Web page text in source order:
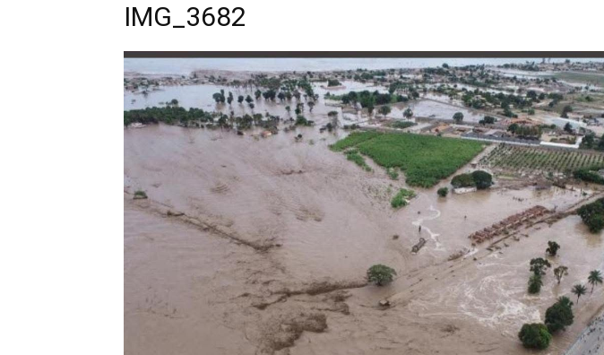
IMG_3682